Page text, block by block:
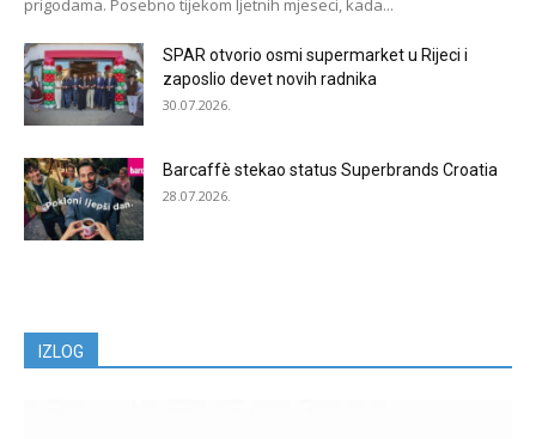
prigodama. Posebno tijekom ljetnih mjeseci, kada...
SPAR otvorio osmi supermarket u Rijeci i
zaposlio devet novih radnika
30.07.2026.
Barcaffè stekao status Superbrands Croatia
28.07.2026.
IZLOG